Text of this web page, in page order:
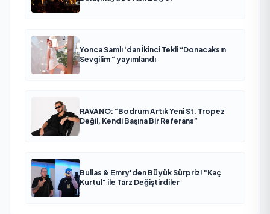
Yonca Samlı ‘dan İkinci Tekli “Donacaksın
Sevgilim “ yayımlandı
RAVANO: “Bodrum Artık Yeni St. Tropez
Değil, Kendi Başına Bir Referans”
Bullas & Emry'den Büyük Sürpriz! "Kaç
Kurtul" ile Tarz Değiştirdiler